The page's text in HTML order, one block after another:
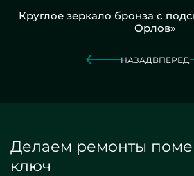
Круглое зеркало бронза с
Орлов»
НАЗАД ВПЕРЕД
Делаем ремонты
ключ